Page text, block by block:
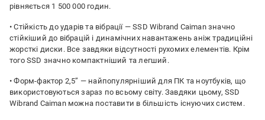
рівняється 1 500 000 годин.
• Стійкість до ударів та вібрації — SSD Wibrand Caiman значно
стійкіший до вібрацій і динамічних навантажень аніж традиційні
жорсткі диски. Все завдяки відсутності рухомих елементів. Крім
того SSD значно компактніший та легший.
• Форм-фактор 2,5” — найпопулярніший для ПК та ноутбуків, що
використовуються зараз по всьому світу. Завдяки цьому, SSD
Wibrand Caiman можна поставити в більшість існуючих систем.